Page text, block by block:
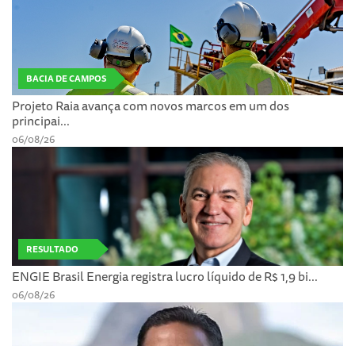
BACIA DE CAMPOS
Projeto Raia avança com novos marcos em um dos
principai...
06/08/26
RESULTADO
ENGIE Brasil Energia registra lucro líquido de R$ 1,9 bi...
06/08/26